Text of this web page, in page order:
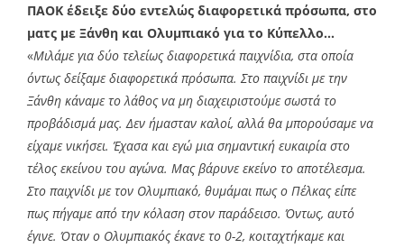
ΠΑΟΚ έδειξε δύο εντελώς διαφορετικά πρόσωπα, στο
ματς με Ξάνθη και Ολυμπιακό για το Κύπελλο…
«Μιλάμε για δύο τελείως διαφορετικά παιχνίδια, στα οποία
όντως δείξαμε διαφορετικά πρόσωπα. Στο παιχνίδι με την
Ξάνθη κάναμε το λάθος να μη διαχειριστούμε σωστά το
προβάδισμά μας. Δεν ήμασταν καλοί, αλλά θα μπορούσαμε να
είχαμε νικήσει. Έχασα και εγώ μια σημαντική ευκαιρία στο
τέλος εκείνου του αγώνα. Μας βάρυνε εκείνο το αποτέλεσμα.
Στο παιχνίδι με τον Ολυμπιακό, θυμάμαι πως ο Πέλκας είπε
πως πήγαμε από την κόλαση στον παράδεισο. Όντως, αυτό
έγινε. Όταν ο Ολυμπιακός έκανε το 0-2, κοιταχτήκαμε και